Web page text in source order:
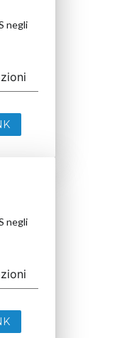
negli
negli